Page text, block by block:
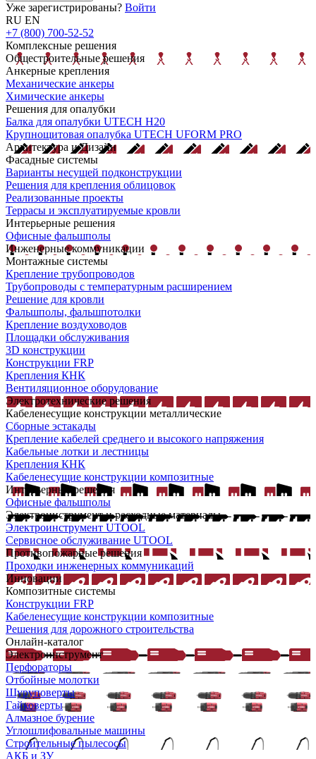
Уже зарегистрированы? Войти
RU EN
+7 (800) 700-52-52
Комплексные решения
Общестроительные решения
Анкерные крепления
Механические анкеры
Химические анкеры
Решения для опалубки
Балка для опалубки UTECH H20
Крупнощитовая опалубка UTECH UFORM PRO
Архитектура и Дизайн
Фасадные системы
Варианты несущей подконструкции
Решения для крепления облицовок
Реализованные проекты
Террасы и эксплуатируемые кровли
Интерьерные решения
Офисные фальшполы
Инженерные коммуникации
Монтажные системы
Крепление трубопроводов
Трубопроводы с температурным расширением
Решение для кровли
Фальшполы, фальшпотолки
Крепление воздуховодов
Площадки обслуживания
3D конструкции
Конструкции FRP
Крепления КНК
Вентиляционное оборудование
Электротехнические решения
Кабеленесущие конструкции металлические
Сборные эстакады
Крепление кабелей среднего и высокого напряжения
Кабельные лотки и лестницы
Крепления КНК
Кабеленесущие конструкции композитные
Интерьерные решения
Офисные фальшполы
Электроинструмент и расходные материалы
Электроинструмент UTOOL
Сервисное обслуживание UTOOL
Противопожарные решения
Проходки инженерных коммуникаций
Инновации
Композитные системы
Конструкции FRP
Кабеленесущие конструкции композитные
Решения для дорожного строительства
Онлайн-каталог
Электроинструмент
Перфораторы
Отбойные молотки
Шуруповерты
Гайковерты
Алмазное бурение
Углошлифовальные машины
Строительные пылесосы
АКБ и ЗУ